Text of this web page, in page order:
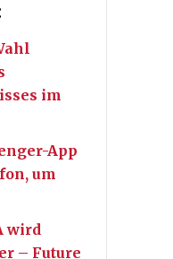
im
App
um
wird
– Future